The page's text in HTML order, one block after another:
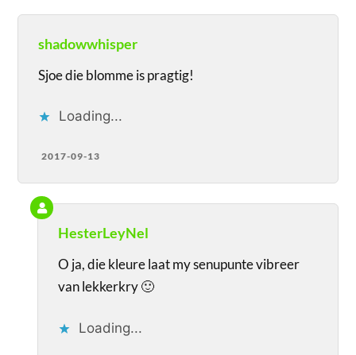
shadowwhisper
Sjoe die blomme is pragtig!
Loading...
2017-09-13
HesterLeyNel
O ja, die kleure laat my senupunte vibreer
van lekkerkry 🙂
Loading...